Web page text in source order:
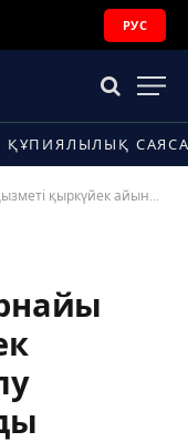
РУС
ҚҰПИЯЛЫЛЫҚ
5 пара алу фактісін анықтады